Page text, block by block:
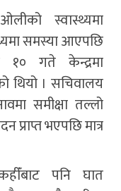
स्वास्थ्यमा
समस्या आएपछि
१० गते केन्द्रमा
थियो । सचिवालय
समीक्षा तल्लो
प्राप्त भएपछि मात्र
पनि घात